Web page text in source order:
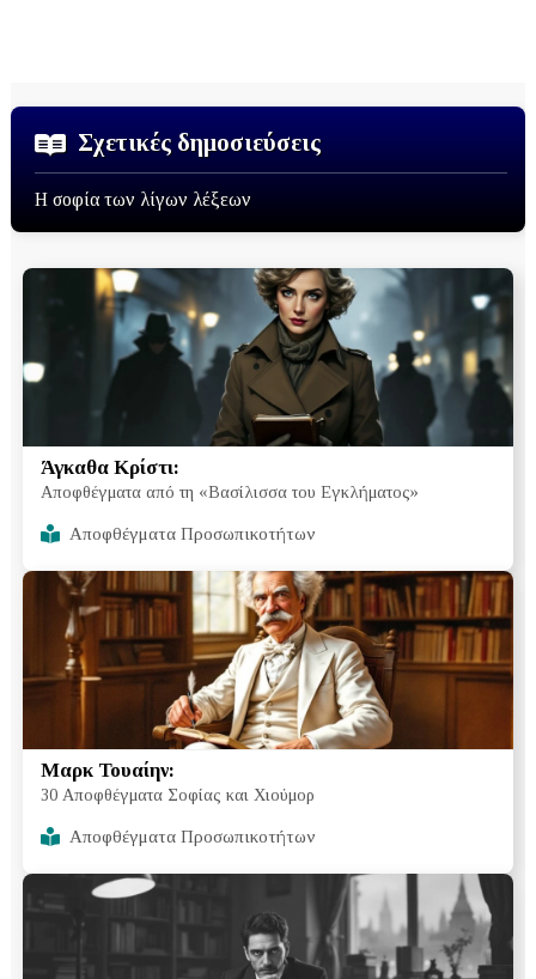
Σχετικές δημοσιεύσεις
Η σοφία των λίγων λέξεων
Άγκαθα Κρίστι:
Αποφθέγματα από τη «Βασίλισσα του Εγκλήματος»
Αποφθέγματα Προσωπικοτήτων
Μαρκ Τουαίην:
30 Αποφθέγματα Σοφίας και Χιούμορ
Αποφθέγματα Προσωπικοτήτων